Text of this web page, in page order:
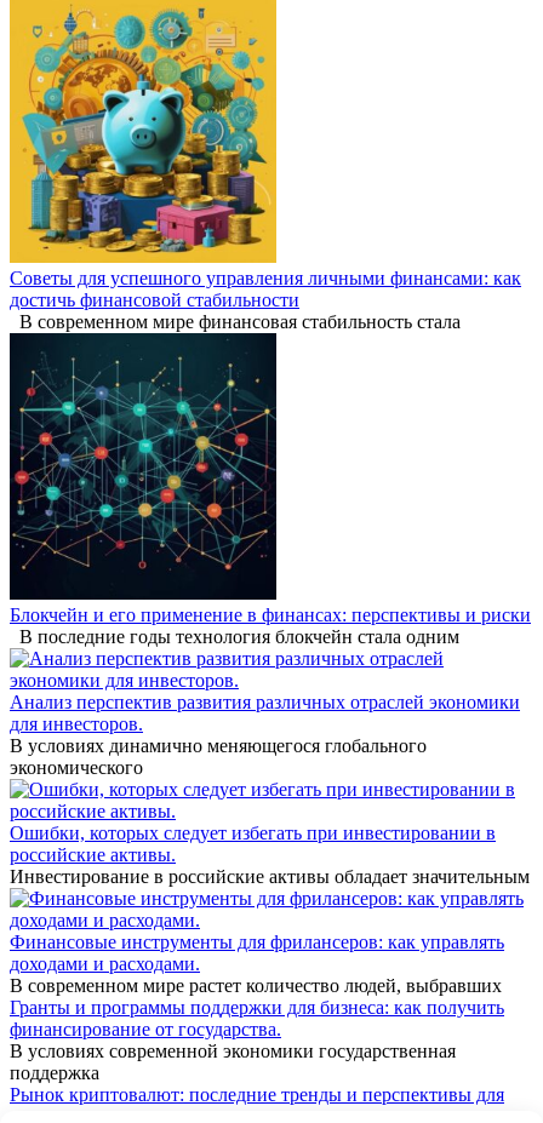
Советы для успешного управления личными финансами: как
достичь финансовой стабильности
В современном мире финансовая стабильность стала
Блокчейн и его применение в финансах: перспективы и риски
В последние годы технология блокчейн стала одним
Анализ перспектив развития различных отраслей экономики
для инвесторов.
В условиях динамично меняющегося глобального
экономического
Ошибки, которых следует избегать при инвестировании в
российские активы.
Инвестирование в российские активы обладает значительным
Финансовые инструменты для фрилансеров: как управлять
доходами и расходами.
В современном мире растет количество людей, выбравших
Гранты и программы поддержки для бизнеса: как получить
финансирование от государства.
В условиях современной экономики государственная
поддержка
Рынок криптовалют: последние тренды и перспективы для